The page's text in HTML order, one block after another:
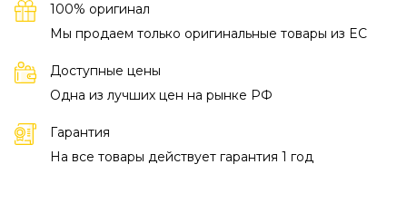
100% оригинал
Мы продаем только оригинальные товары из EC
Доступные цены
Одна из лучших цен на рынке РФ
Гарантия
На все товары действует гарантия 1 год